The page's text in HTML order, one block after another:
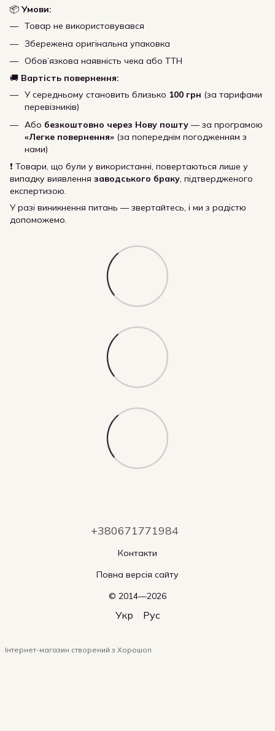
📦 Умови:
Товар не використовувався
Збережена оригінальна упаковка
Обов’язкова наявність чека або ТТН
🚚 Вартість повернення:
У середньому становить близько 100 грн (за тарифами
перевізників)
Або безкоштовно через Нову пошту — за програмою
«Легке повернення» (за попереднім погодженням з
нами)
❗ Товари, що були у використанні, повертаються лише у
випадку виявлення заводського браку, підтвердженого
експертизою.
У разі виникнення питань — звертайтесь, і ми з радістю
допоможемо.
+380671771984
Контакти
Повна версія сайту
© 2014—2026
Укр Рус
Інтернет-магазин створений з Хорошоп